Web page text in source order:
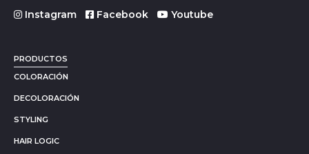
Instagram Facebook Youtube
PRODUCTOS
COLORACIÓN
DECOLORACIÓN
STYLING
HAIR LOGIC